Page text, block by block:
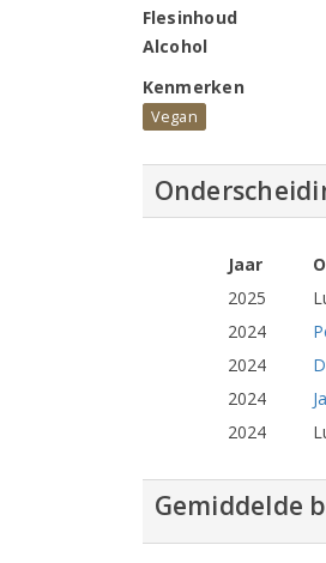
Flesinhoud
Alcohol
Kenmerken
Vegan
Jaar
2025
2024
2024
2024
2024
Gemiddelde